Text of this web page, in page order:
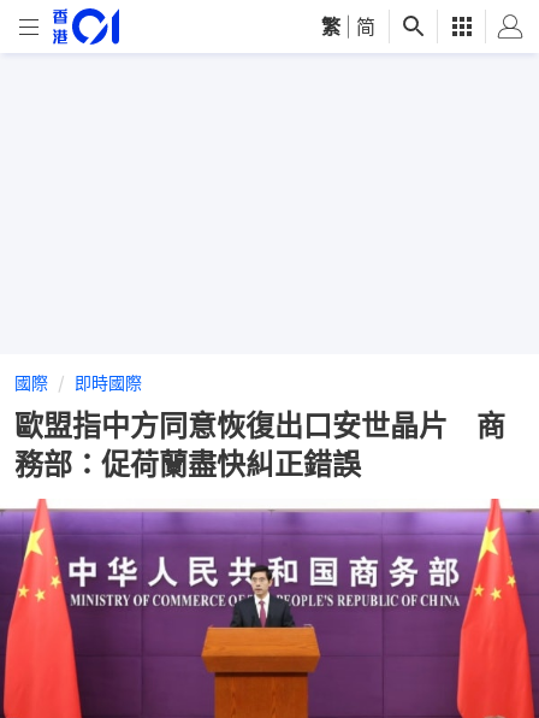
繁 简
國際 即時國際
歐盟指中方同意恢復出口安世晶片 商
務部：促荷蘭盡快糾正錯誤